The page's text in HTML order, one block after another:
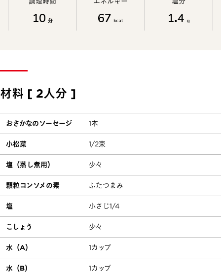
10 分 67 kcal 1.4 g
材料 [ 2人分 ]
おさかなのソーセージ 1本
小松菜 1/2束
塩（蒸し煮用） 少々
顆粒コンソメの素 ふたつまみ
塩 小さじ1/4
こしょう 少々
水（A） 1カップ
水（B） 1カップ